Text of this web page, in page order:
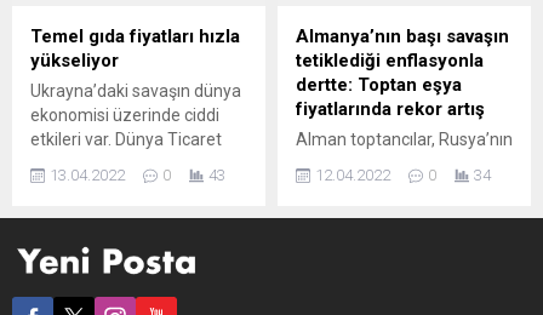
(TÜFE), kasımda önceki yılın
aynı ayına göre yüzde 5,1’e
yükselerek eylül 2011’den
beri...
400 olduğu ülkede, son 24
saatte 239 kişinin...
Temel gıda fiyatları hızla
yükseliyor
Ukrayna’daki savaşın dünya
ekonomisi üzerinde ciddi
etkileri var. Dünya Ticaret
Örgütü, tahıl ve diğer gıda
maddelerinin temininde
konusunda uyarıda bulundu.
yazıları, hangi yaklaşımların
13.04.2022 0 43
Almanya’nın başı savaşın
tetiklediği enflasyonla
dertte: Toptan eşya
fiyatlarında rekor artış
Alman toptancılar, Rusya’nın
Ukrayna’da başlattığı
savaşın ardından martta
12.04.2022 0 34